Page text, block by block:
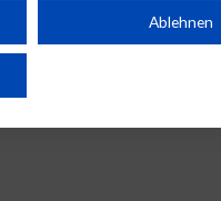
auf einem
Ablehnen